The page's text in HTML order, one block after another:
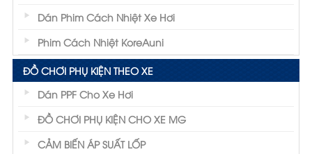
Dán Phim Cách Nhiệt Xe Hơi
Phim Cách Nhiệt KoreAuni
ĐỒ CHƠI PHỤ KIỆN THEO XE
Dán PPF Cho Xe Hơi
ĐỒ CHƠI PHỤ KIỆN CHO XE MG
CẢM BIẾN ÁP SUẤT LỐP